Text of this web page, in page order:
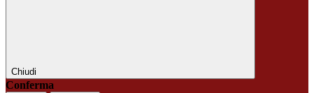
Chiudi
Conferma